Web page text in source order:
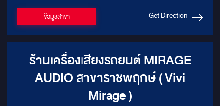
ข้อมูลสาขา Get Direction
ร้านเครื่องเสียงรถยนต์ MIRAGE
AUDIO สาขาราชพฤกษ์ ( Vivi
Mirage )